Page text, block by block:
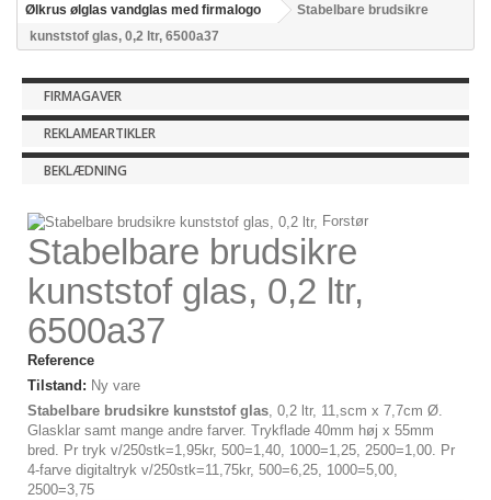
Ølkrus ølglas vandglas med firmalogo
Stabelbare brudsikre
kunststof glas, 0,2 ltr, 6500a37
FIRMAGAVER
REKLAMEARTIKLER
BEKLÆDNING
Forstør
Stabelbare brudsikre
kunststof glas, 0,2 ltr,
6500a37
Reference
Tilstand: Ny vare
Stabelbare brudsikre kunststof glas , 0,2 ltr, 11,scm x 7,7cm Ø.
Glasklar samt mange andre farver. Trykflade 40mm høj x 55mm
bred. Pr tryk v/250stk=1,95kr, 500=1,40, 1000=1,25, 2500=1,00. Pr
4-farve digitaltryk v/250stk=11,75kr, 500=6,25, 1000=5,00,
2500=3,75